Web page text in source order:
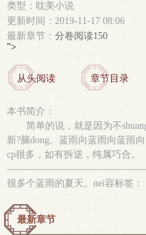
类型：耽美小说
更新时间：2019-11-17 08:06
最新章节： 分卷阅读150
">
从头阅读 章节目录
本书简介：
简单的说，就是因为不
新?脑dong。蓝雨向蓝雨向蓝雨
cp很多，如有拆逆，纯属巧合。
很多个蓝雨的夏天。nei容标签
最新章节